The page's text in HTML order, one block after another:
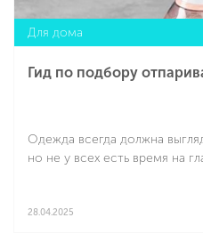
Для дома
Гид по подбору
Одежда всегда должна
но не у всех есть время на
28.04.2025